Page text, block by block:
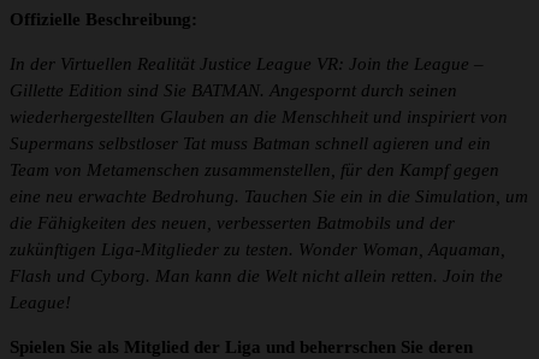
Offizielle Beschreibung:
In der Virtuellen Realität Justice League VR: Join the League –
Gillette Edition sind Sie BATMAN. Angespornt durch seinen
wiederhergestellten Glauben an die Menschheit und inspiriert von
Supermans selbstloser Tat muss Batman schnell agieren und ein
Team von Metamenschen zusammenstellen, für den Kampf gegen
eine neu erwachte Bedrohung. Tauchen Sie ein in die Simulation, um
die Fähigkeiten des neuen, verbesserten Batmobils und der
zukünftigen Liga-Mitglieder zu testen. Wonder Woman, Aquaman,
Flash und Cyborg. Man kann die Welt nicht allein retten. Join the
League!
Spielen Sie als Mitglied der Liga und beherrschen Sie deren